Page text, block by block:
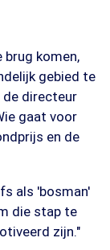
brug komen,
gebied te
de directeur
gaat voor
en de
als 'bosman'
die stap te
zijn."